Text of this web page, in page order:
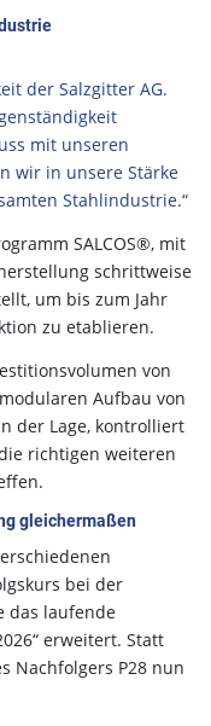
der Salzgitter AG.
mit unseren
wir in unsere Stärke
Stahlindustrie.“
SALCOS®, mit
schrittweise
um bis zum Jahr
zu etablieren.
von
Aufbau von
der Lage, kontrolliert
richtigen weiteren
gleichermaßen
bei der
das laufende
erweitert. Statt
Nachfolgers P28 nun